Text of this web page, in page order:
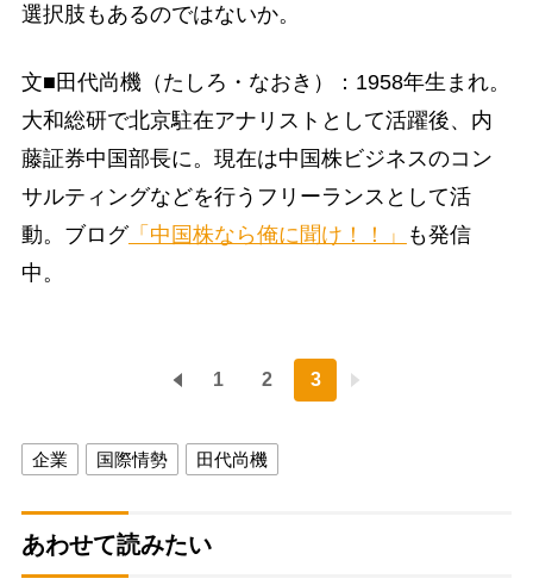
選択肢もあるのではないか。
文■田代尚機（たしろ・なおき）：1958年生まれ。
大和総研で北京駐在アナリストとして活躍後、内
藤証券中国部長に。現在は中国株ビジネスのコン
サルティングなどを行うフリーランスとして活
動。ブログ「中国株なら俺に聞け！！」
も発信
中。
1 2 3
企業 国際情勢 田代尚機
あわせて読みたい